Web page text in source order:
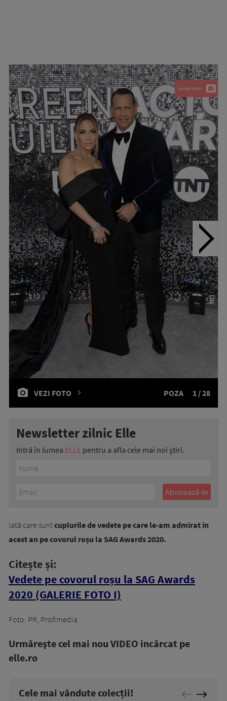
VEZI FOTO POZA 1 / 28
Newsletter zilnic Elle
Intră în lumea ELLE pentru a afla cele mai noi știri.
Iată care suntcuplurile de vedete pe care le-am admirat în
acest an pe covorul roșu la SAG Awards 2020.
Citește și:
Vedete pe covorul roșu la SAG Awards
2020 (GALERIE FOTO I)
Foto: PR, Profimedia
Urmăreşte cel mai nou VIDEO incărcat pe
elle.ro
Cele mai vândute colecții!